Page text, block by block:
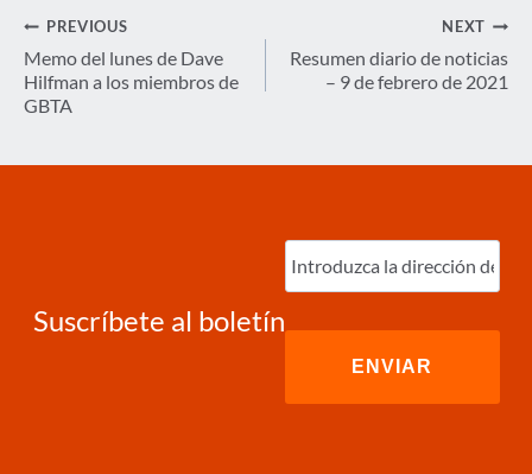
Navegación
de
entradas
PREVIOUS
Memo del lunes de Dave
Hilfman a los miembros de
GBTA
NEXT
Resumen diario de noticias
– 9 de febrero de 2021
Suscríbete al boletín
Ingrese
correo
electrónico